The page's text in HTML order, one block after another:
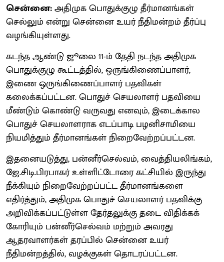
சென்னை:அதிமுக பொதுக்குழு தீர்மானங்கள்
செல்லும் என்று சென்னை உயர் நீதிமன்றம் தீர்ப்பு
வழங்கியுள்ளது.
கடந்த ஆண்டு ஜூலை 11-ம் தேதி நடந்த அதிமுக
பொதுக்குழு கூட்டத்தில், ஒருங்கிணைப்பாளர்,
இணை ஒருங்கிணைப்பாளர் பதவிகள்
கலைக்கப்பட்டன. பொதுச் செயலாளர் பதவியை
மீண்டும் கொண்டு வருவது எனவும், இடைக்கால
பொதுச் செயலாளராக எடப்பாடி பழனிசாமியை
நியமித்தும் தீர்மானங்கள் நிறைவேற்றப்பட்டன.
இதனையடுத்து, பன்னீர்செல்வம், வைத்தியலிங்கம்,
ஜே.சிடி.பிரபாகர் உள்ளிட்டோரை கட்சியில் இருந்து
நீக்கியும் நிறைவேற்றப்பட்ட தீர்மானங்களை
எதிர்த்தும், அதிமுக பொதுச் செயலாளர் பதவிக்கு
அறிவிக்கப்பட்டுள்ள தேர்தலுக்கு தடை விதிக்கக்
கோரியும் பன்னீர்செல்வம் மற்றும் அவரது
ஆதரவாளர்கள் தரப்பில் சென்னை உயர்
நீதிமன்றத்தில், வழக்குகள் தொடரப்பட்டன.